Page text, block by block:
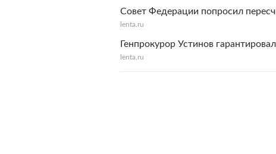
Совет Федерации попросил
lenta.ru
Генпрокурор Устинов
lenta.ru